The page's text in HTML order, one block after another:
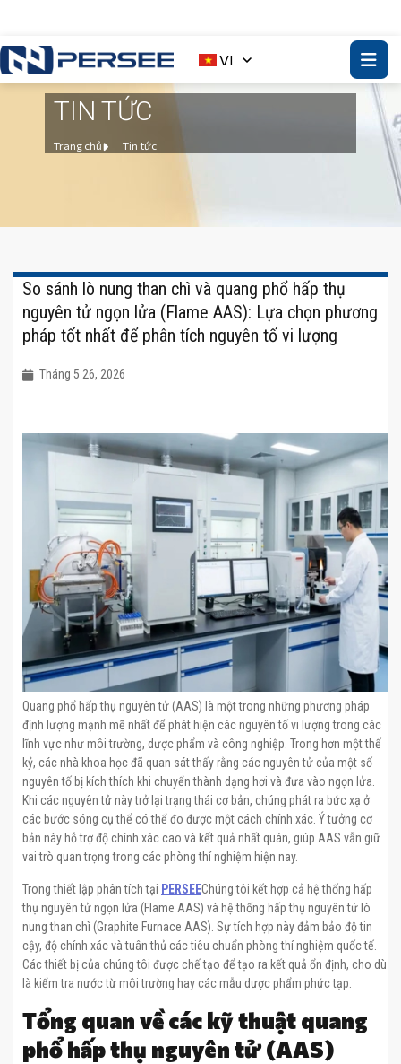
VI
TIN TỨC
Trang chủ Tin tức
So sánh lò nung than chì và quang phổ hấp thụ
nguyên tử ngọn lửa (Flame AAS): Lựa chọn phương
pháp tốt nhất để phân tích nguyên tố vi lượng
Tháng 5 26, 2026
Quang phổ hấp thụ nguyên tử (AAS) là một trong những phương pháp
định lượng mạnh mẽ nhất để phát hiện các nguyên tố vi lượng trong các
lĩnh vực như môi trường, dược phẩm và công nghiệp. Trong hơn một thế
kỷ, các nhà khoa học đã quan sát thấy rằng các nguyên tử của một số
nguyên tố bị kích thích khi chuyển thành dạng hơi và đưa vào ngọn lửa.
Khi các nguyên tử này trở lại trạng thái cơ bản, chúng phát ra bức xạ ở
các bước sóng cụ thể có thể đo được một cách chính xác. Ý tưởng cơ
bản này hỗ trợ độ chính xác cao và kết quả nhất quán, giúp AAS vẫn giữ
vai trò quan trọng trong các phòng thí nghiệm hiện nay.
Trong thiết lập phân tích tại PERSEEChúng tôi kết hợp cả hệ thống hấp
thụ nguyên tử ngọn lửa (Flame AAS) và hệ thống hấp thụ nguyên tử lò
nung than chì (Graphite Furnace AAS). Sự tích hợp này đảm bảo độ tin
cậy, độ chính xác và tuân thủ các tiêu chuẩn phòng thí nghiệm quốc tế.
Các thiết bị của chúng tôi được chế tạo để tạo ra kết quả ổn định, cho dù
là kiểm tra nước từ môi trường hay các mẫu dược phẩm phức tạp.
Tổng quan về các kỹ thuật quang
phổ hấp thụ nguyên tử (AAS)